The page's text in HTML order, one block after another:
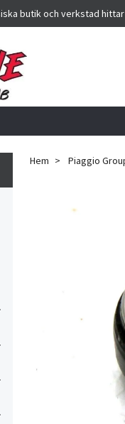
butik och verkstad
Hem Piaggio